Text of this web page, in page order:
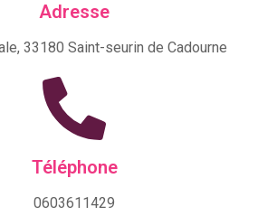
Adresse
33180 Saint-seurin de Cadourne
Téléphone
0603611429